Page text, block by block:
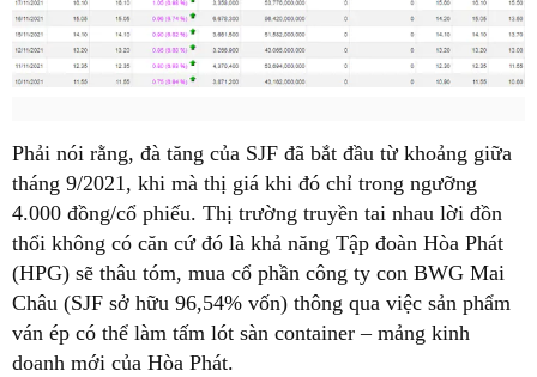
Phải nói rằng, đà tăng của SJF đã bắt đầu từ khoảng giữa
tháng 9/2021, khi mà thị giá khi đó chỉ trong ngưỡng
4.000 đồng/cổ phiếu. Thị trường truyền tai nhau lời đồn
thổi không có căn cứ đó là khả năng Tập đoàn Hòa Phát
(HPG) sẽ thâu tóm, mua cổ phần công ty con BWG Mai
Châu (SJF sở hữu 96,54% vốn) thông qua việc sản phẩm
ván ép có thể làm tấm lót sàn container – mảng kinh
doanh mới của Hòa Phát.